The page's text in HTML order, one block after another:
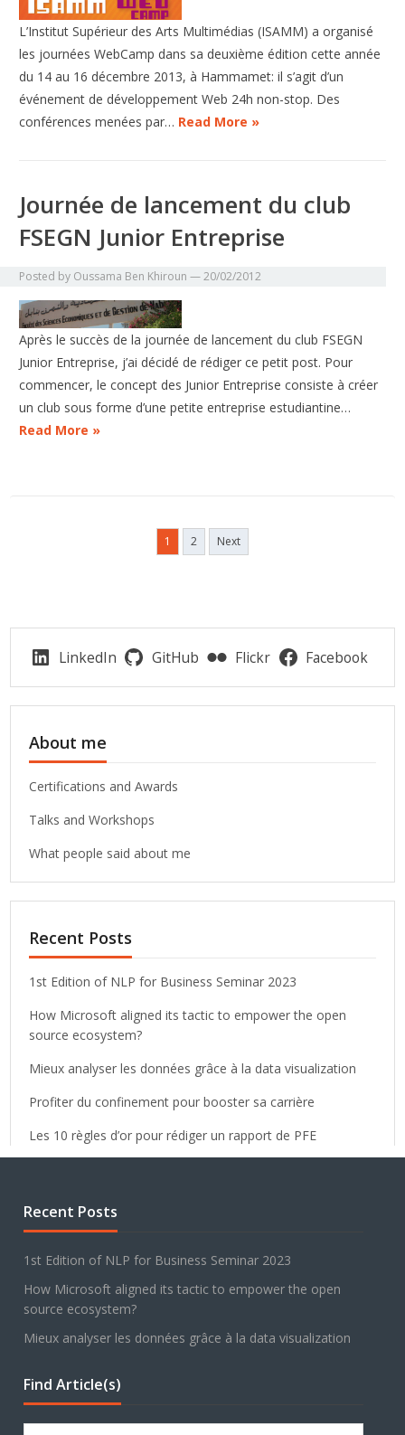
L’Institut Supérieur des Arts Multimédias (ISAMM) a organisé
les journées WebCamp dans sa deuxième édition cette année
du 14 au 16 décembre 2013, à Hammamet: il s’agit d’un
événement de développement Web 24h non-stop. Des
conférences menées par… Read More »
Journée de lancement du club
FSEGN Junior Entreprise
Posted by Oussama Ben Khiroun —20/02/2012
Après le succès de la journée de lancement du club FSEGN
Junior Entreprise, j’ai décidé de rédiger ce petit post. Pour
commencer, le concept des Junior Entreprise consiste à créer
un club sous forme d’une petite entreprise estudiantine…
Read More »
1 2 Next
LinkedIn GitHub Flickr Facebook
About me
Certifications and Awards
Talks and Workshops
What people said about me
Recent Posts
1st Edition of NLP for Business Seminar 2023
How Microsoft aligned its tactic to empower the open
source ecosystem?
Mieux analyser les données grâce à la data visualization
Profiter du confinement pour booster sa carrière
Les 10 règles d’or pour rédiger un rapport de PFE
Recent Posts
1st Edition of NLP for Business Seminar 2023
How Microsoft aligned its tactic to empower the open
source ecosystem?
Mieux analyser les données grâce à la data visualization
Find Article(s)